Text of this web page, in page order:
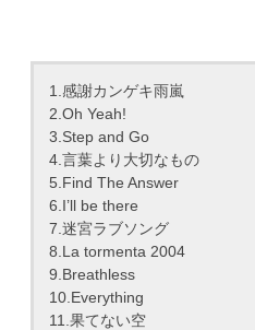
1.感謝カンゲキ雨嵐
2.Oh Yeah!
3.Step and Go
4.言葉より大切なもの
5.Find The Answer
6.I’ll be there
7.迷宮ラブソング
8.La tormenta 2004
9.Breathless
10.Everything
11.果てない空